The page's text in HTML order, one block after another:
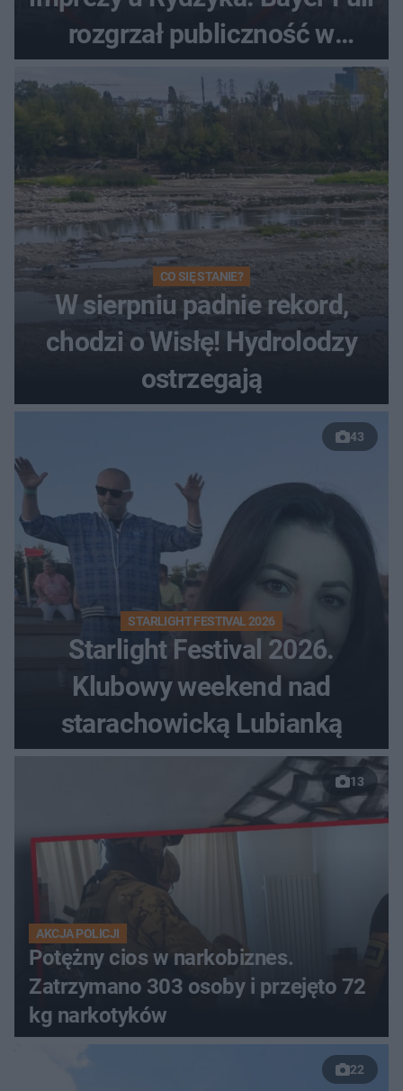
rozgrzał publiczność w
Toruniu
CO SIĘ STANIE?
W sierpniu padnie rekord,
chodzi o Wisłę! Hydrolodzy
ostrzegają
43
STARLIGHT FESTIVAL 2026
Starlight Festival 2026.
Klubowy weekend nad
starachowicką Lubianką
13
AKCJA POLICJI
Potężny cios w narkobiznes.
Zatrzymano 303 osoby i przejęto 72
kg narkotyków
22